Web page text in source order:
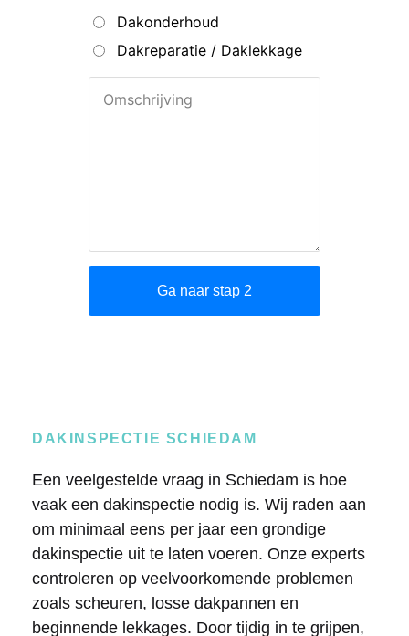
DAKINSPECTIE SCHIEDAM
Een veelgestelde vraag in Schiedam is hoe
vaak een dakinspectie nodig is. Wij raden aan
om minimaal eens per jaar een grondige
dakinspectie uit te laten voeren. Onze experts
controleren op veelvoorkomende problemen
zoals scheuren, losse dakpannen en
beginnende lekkages. Door tijdig in te grijpen,